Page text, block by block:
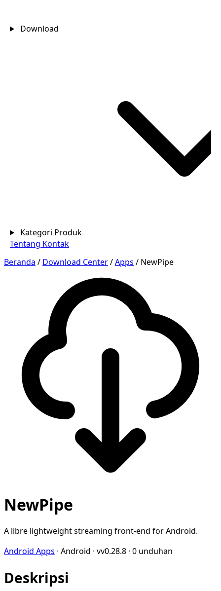
Download
Kategori Produk
Tentang Kontak
Beranda / Download Center/Apps / NewPipe
NewPipe
A libre lightweight streaming front-end for Android.
Android Apps · Android · vv0.28.8 · 0 unduhan
Deskripsi